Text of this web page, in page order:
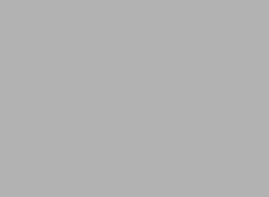
με την περιήγησή σας, οι
τα οποία, μέσω του